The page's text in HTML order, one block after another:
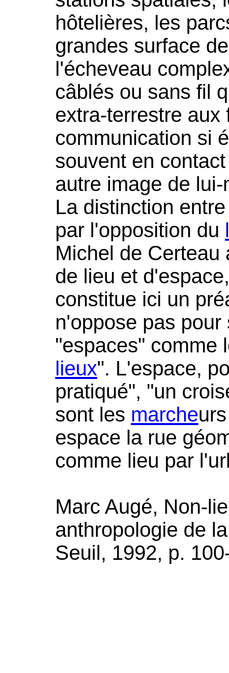
hôtelières, les
grandes surface
l'écheveau
câblés ou sans fil
extra-terrestre aux
communication si
souvent en
autre image de lui-
La distinction
par l'opposition du
Michel de Certeau
de lieu et
constitue ici un
n'oppose pas
"espaces" comme
lieux". L'espace,
pratiqué", "un
sont les marche
espace la rue
comme lieu par
Marc Augé, Non-
anthropologie de
Seuil, 1992, p.